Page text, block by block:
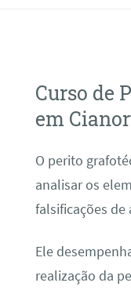
Curso de
em
O perito
analisar os
falsificações de
Ele
realização da